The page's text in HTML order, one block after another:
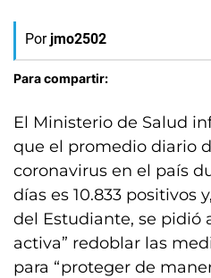
Por jmo2502
Para compartir:
El Ministerio de Salud
que el promedio diario
coronavirus en el país
días es 10.833 positivos
del Estudiante, se pidió
activa” redoblar las
para “proteger de